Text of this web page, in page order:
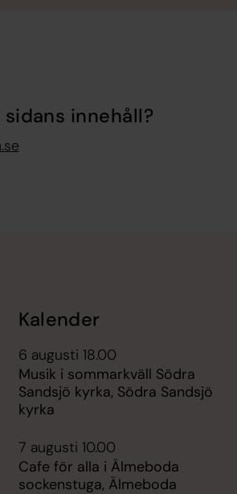
innehåll?
Kalender
6 augusti 18.00
Musik i sommarkväll Södra
Sandsjö kyrka, Södra Sandsjö
kyrka
7 augusti 10.00
Cafe för alla i Älmeboda
sockenstuga, Älmeboda